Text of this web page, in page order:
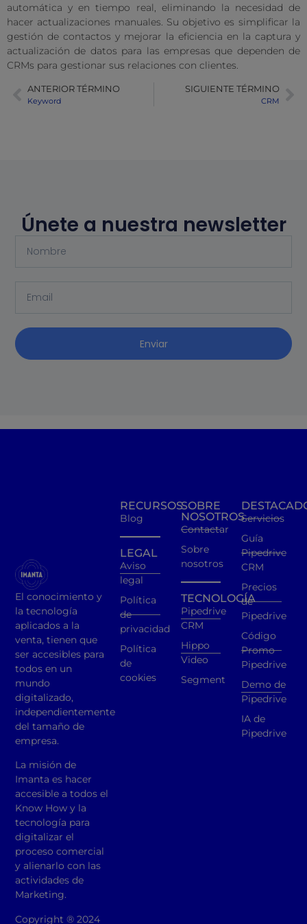
automática y en tiempo real, eliminando la necesidad de
hacer actualizaciones manuales. Su objetivo es simplificar la
gestión de contactos y mejorar la eficiencia en la captura y
actualización de datos para las empresas que dependen de
CRMs para gestionar sus relaciones con clientes.
ANTERIOR TÉRMINO
Keyword
SIGUIENTE TÉRMINO
CRM
Únete a nuestra newsletter
Enviar
El conocimiento y
la tecnología
aplicados a la
venta, tienen que
ser accesibles para
todos en un
mundo
digitalizado,
independientemente
del tamaño de
empresa.
La misión de
Imanta es hacer
accesible a todos el
Know How y la
tecnología para
digitalizar el
proceso comercial
y alienarlo con las
actividades de
Marketing.
Copyright ® 2024
Servicios
Guía
Pipedrive
CRM
Precios
de
Pipedrive
Código
Promo
Pipedrive
Demo de
Pipedrive
IA de
Pipedrive
SOBRE
NOSOTROS
Contactar
Sobre
nosotros
TECNOLOGÍA
Pipedrive
CRM
Hippo
Video
Segment
RECURSOS
Blog
LEGAL
Aviso
legal
Política
de
privacidad
Política
de
cookies